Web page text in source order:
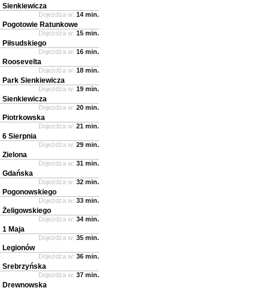
Sienkiewicza
Dojeżdża w: 14 min.
Pogotowie Ratunkowe
Dojeżdża w: 15 min.
Piłsudskiego
Dojeżdża w: 16 min.
Roosevelta
Dojeżdża w: 18 min.
Park Sienkiewicza
Dojeżdża w: 19 min.
Sienkiewicza
Dojeżdża w: 20 min.
Piotrkowska
Dojeżdża w: 21 min.
6 Sierpnia
Dojeżdża w: 29 min.
Zielona
Dojeżdża w: 31 min.
Gdańska
Dojeżdża w: 32 min.
Pogonowskiego
Dojeżdża w: 33 min.
Żeligowskiego
Dojeżdża w: 34 min.
1 Maja
Dojeżdża w: 35 min.
Legionów
Dojeżdża w: 36 min.
Srebrzyńska
Dojeżdża w: 37 min.
Drewnowska